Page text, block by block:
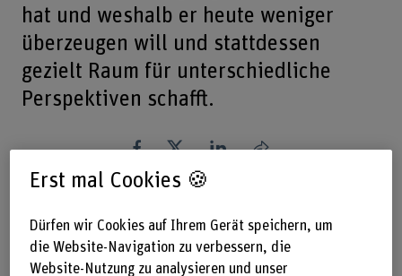
hat und weshalb er heute weniger
überzeugen will und stattdessen
gezielt Raum für unterschiedliche
Perspektiven schafft.
Teilen
Das Wichtigste in Kürze
Das CAS richtet sich an Führungspersonen und
Erst mal Cookies 🍪
Dürfen wir Cookies auf Ihrem Gerät speichern, um
die Website-Navigation zu verbessern, die
Website-Nutzung zu analysieren und unser